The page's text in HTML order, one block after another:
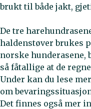
brukt til både jakt,
De tre
haldenstøver brukes
norske hunderasene,
så fåtallige at de
Under kan du lese
om
Det finnes også mer